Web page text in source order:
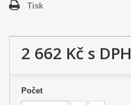
Tisk
2 662 Kč s DPH
Počet